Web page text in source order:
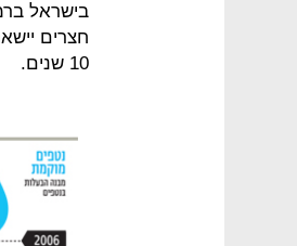
10 שנים.